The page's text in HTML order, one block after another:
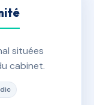
situées
cabinet.